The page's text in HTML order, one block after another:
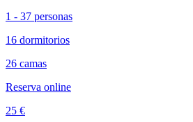
1 - 37 personas
16 dormitorios
26 camas
Reserva online
25 €